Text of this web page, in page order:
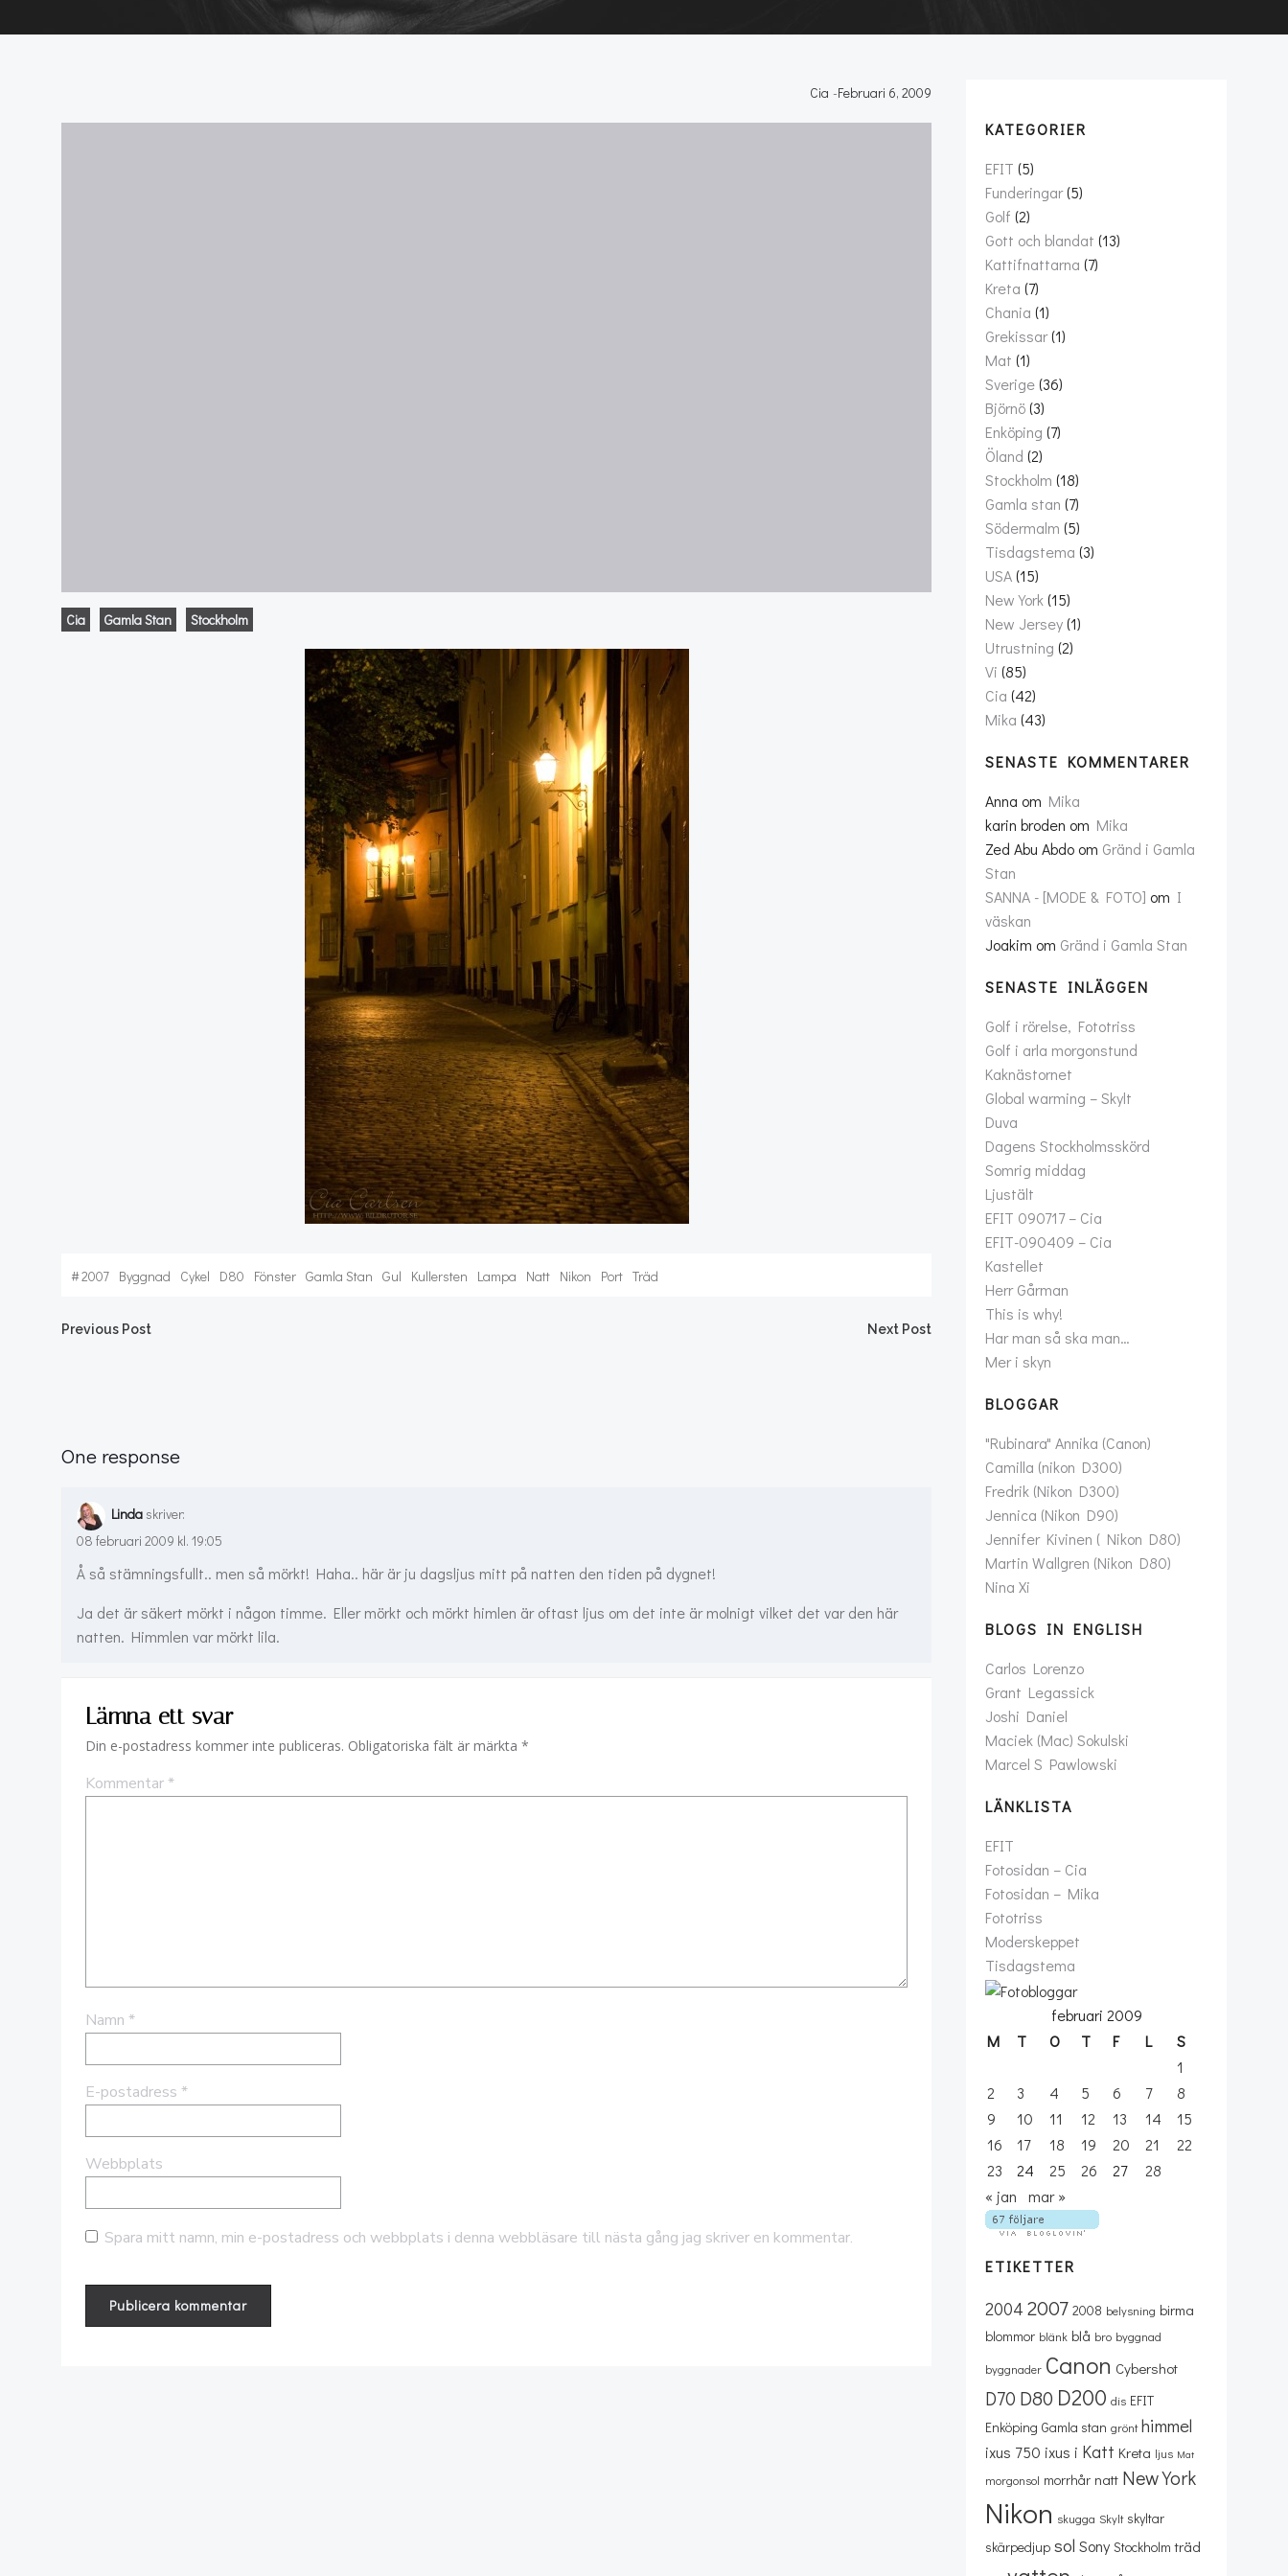
Cia -Februari 6, 2009
Cia Gamla Stan Stockholm
#2007 Byggnad Cykel D80 Fönster Gamla Stan Gul Kullersten Lampa Natt Nikon Port Träd
Post
Previous Post Next Post
One response
Linda skriver:
08 februari 2009 kl. 19:05
Å så stämningsfullt.. men så mörkt! Haha.. här är ju dagsljus mitt på natten den tiden på dygnet!
Ja det är säkert mörkt i någon timme. Eller mörkt och mörkt himlen är oftast ljus om det inte är molnigt vilket det var den här
natten. Himmlen var mörkt lila.
Lämna ett svar
Din e-postadress kommer inte publiceras. Obligatoriska fält är märkta *
Kommentar*
Namn *
E-postadress *
Webbplats
Spara mitt namn, min e-postadress och webbplats i denna webbläsare till nästa gång jag skriver en kommentar.
KATEGORIER
EFIT (5)
Funderingar(5)
Golf (2)
Gott och blandat (13)
Kattifnattarna (7)
Kreta (7)
Chania (1)
Grekissar(1)
Mat (1)
Sverige(36)
Björnö(3)
Enköping (7)
Öland (2)
Stockholm (18)
Gamla stan (7)
Södermalm (5)
Tisdagstema (3)
USA(15)
New York(15)
New Jersey(1)
Utrustning (2)
Vi (85)
Cia (42)
Mika (43)
SENASTE KOMMENTARER
Anna om Mika
karin broden om Mika
Zed Abu Abdo om Gränd i Gamla
Stan
SANNA - [MODE & FOTO] om I
väskan
Joakim om Gränd i Gamla Stan
SENASTE INLÄGGEN
Golf i rörelse, Fototriss
Golf i arla morgonstund
Kaknästornet
Global warming – Skylt
Duva
Dagens Stockholmsskörd
Somrig middag
Ljustält
EFIT 090717 – Cia
EFIT-090409 – Cia
Kastellet
Herr Gårman
This is why!
Har man så ska man…
Mer i skyn
BLOGGAR
"Rubinara" Annika (Canon)
Camilla (nikon D300)
Fredrik (Nikon D300)
Jennica (Nikon D90)
Jennifer Kivinen ( Nikon D80)
Martin Wallgren (Nikon D80)
Nina Xi
BLOGS IN ENGLISH
Carlos Lorenzo
Grant Legassick
Joshi Daniel
Maciek (Mac) Sokulski
Marcel S Pawlowski
LÄNKLISTA
EFIT
Fotosidan – Cia
Fotosidan – Mika
Fototriss
Moderskeppet
Tisdagstema
februari 2009
M
T O T F L
S
1
2
3 4 5 6 7
8
9
10 11 12 13 14
15
16
17 18 19 20 21
22
23
24 25 26 27
28
« jan
mar »
ETIKETTER
2004 2007 2008 belysning birma
blommor blänk blå bro byggnad
byggnader Canon Cybershot
D70 D80 D200 dis EFIT
Enköping Gamla stan grönt himmel
ixus 750 ixus i Katt Kreta ljus Mat
morgonsol morrhår natt New York
Nikon skugga Skylt skyltar
skärpedjup sol Sony Stockholm träd